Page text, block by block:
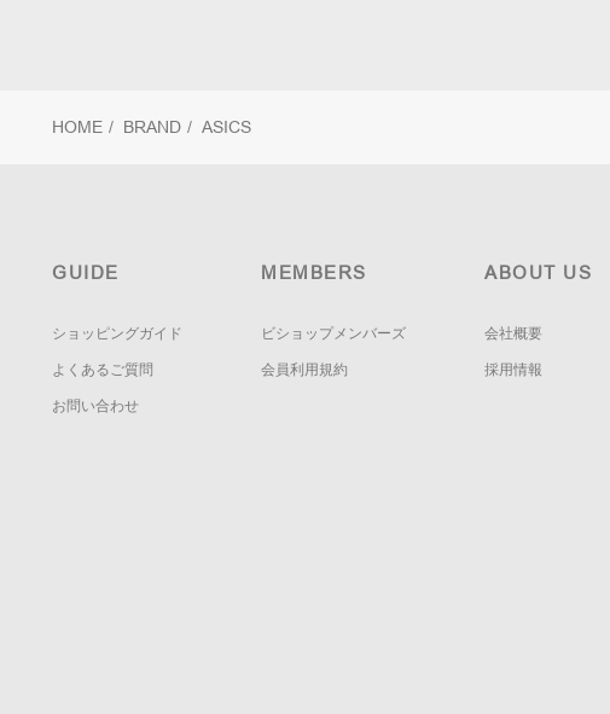
HOME / BRAND / ASICS
GUIDE
ショッピングガイド
よくあるご質問
お問い合わせ
MEMBERS
ビショップメンバーズ
会員利用規約
ABOUT US
会社概要
採用情報